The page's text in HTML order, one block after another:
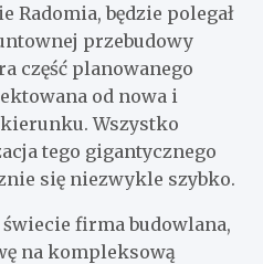
Radomia, będzie polegał
przebudowy
część planowanego
od nowa i
Wszystko
tego gigantycznego
się niezwykle szybko.
świecie firma budowlana,
na kompleksową